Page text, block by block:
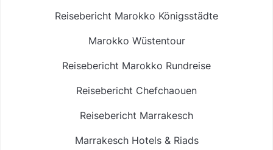
Reisebericht Marokko Königsstädte
Marokko Wüstentour
Reisebericht Marokko Rundreise
Reisebericht Chefchaouen
Reisebericht Marrakesch
Marrakesch Hotels & Riads